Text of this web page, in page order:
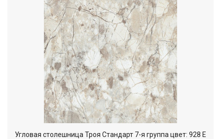
Угловая столешница Троя Стандарт 7-я группа цвет: 928 Е